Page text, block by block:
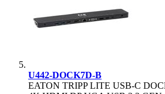
U442-DOCK7D-B
EATON TRIPP LITE USB-C